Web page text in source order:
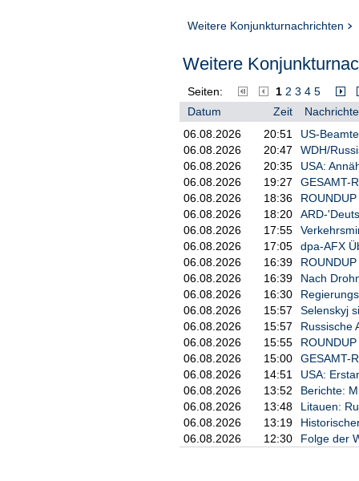
Weitere Konjunkturnachrichten
Weitere
Seiten: 1 2 3 4 5
Datum
Zeit
06.08.2026
20:51
US-
06.08.2026
20:47
WDH/
06.08.2026
20:35
USA:
06.08.2026
19:27
GESAMT-
06.08.2026
18:36
06.08.2026
18:20
ARD-
06.08.2026
17:55
06.08.2026
17:05
dpa-AFX
06.08.2026
16:39
06.08.2026
16:39
Nach
06.08.2026
16:30
06.08.2026
15:57
Selenskyj
06.08.2026
15:57
Russische
06.08.2026
15:55
06.08.2026
15:00
GESAMT-
06.08.2026
14:51
USA:
06.08.2026
13:52
Berichte:
06.08.2026
13:48
Litauen:
06.08.2026
13:19
06.08.2026
12:30 Folge der